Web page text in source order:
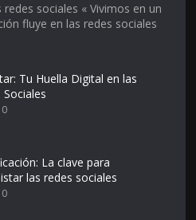
sociales « Vivimos en un
fluye en las redes sociales
Tu Huella Digital en las
Sociales
0
La clave para
las redes sociales
0